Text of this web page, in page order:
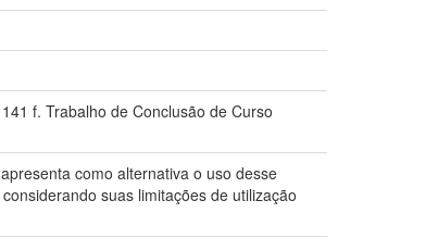
f. Trabalho de Conclusão de Curso
como alternativa o uso desse
suas limitações de utilização